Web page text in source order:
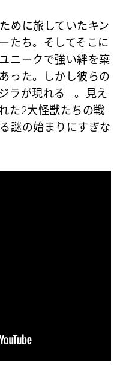
めに旅していたキン
たち。そしてそこに
ニークで強い絆を築
った。しかし彼らの
ラが現れる…。見え
た2大怪獣たちの戦
謎の始まりにすぎな